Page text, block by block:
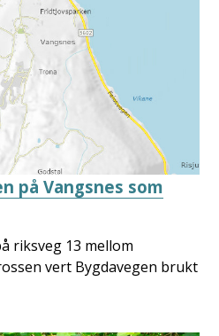
på Vangsnes som
riksveg 13 mellom
vert Bygdavegen brukt